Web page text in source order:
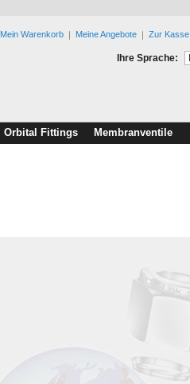
Mein Warenkorb Meine Angebote Zur Kasse
Ihre Sprache:
Orbital Fittings Membranventile